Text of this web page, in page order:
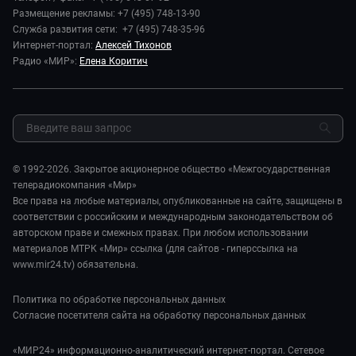
Наука и технологии
Здоровье и медицина
Спорт
Шоу-бизнес
Стиль жизни
Сад и огород
Игра в кино. Мультфильмы
Исторический детектив
Миллион за 5 минут
Мировое соглашение
Предварительный диагноз
Пять причин поехать в...
Пресса о нас
Карьера
Реклама
Закупки и тендеры
Обратная связь
Размещение рекламы: +7 (495) 748-13-90
Служба развития сети: +7 (495) 748-35-96
Интернет-портал: Алексей Тихонов
Радио «МИР»: Елена Коритич
© 1992-2026. Закрытое акционерное общество «Межгосударственная
телерадиокомпания «Мир»
Все права на любые материалы, опубликованные на сайте, защищены в
соответствии с российским и международным законодательством об
авторском праве и смежных правах. При любом использовании
материалов МТРК «Мир» ссылка (для сайтов - гиперссылка на
www.mir24.tv) обязательна.
Политика по обработке персональных данных
Согласие посетителя сайта на обработку персональных данных
«МИР24» информационно-аналитический интернет-портал. Сетевое